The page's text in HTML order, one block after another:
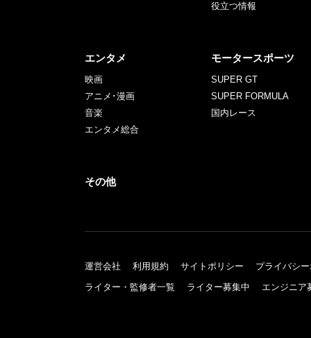
役立つ情報
エンタメ
映画
アニメ･漫画
音楽
エンタメ総合
モータースポーツ
SUPER GT
SUPER FORMULA
国内レース
その他
運営会社 利用規約 サイトポリシー
プライバシ
ライター・監修者一覧
ライター募集中 エンジニア